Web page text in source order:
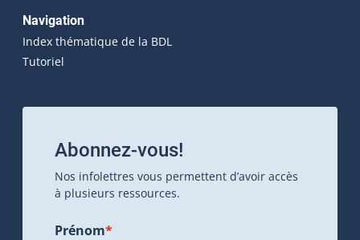
Navigation
Index thématique de la BDL
Tutoriel
Abonnez-vous!
Nos infolettres vous permettent d’avoir accès
à plusieurs ressources.
Prénom*